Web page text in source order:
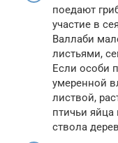
поедают
участие в
Валлаби
листьями,
Если особи
умеренной
листвой,
птичьи яйца
ствола